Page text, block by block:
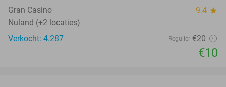
Gran Casino 9.4 star
Nuland (+2 locaties)
Verkocht: 4.287
Regulier €20
€10